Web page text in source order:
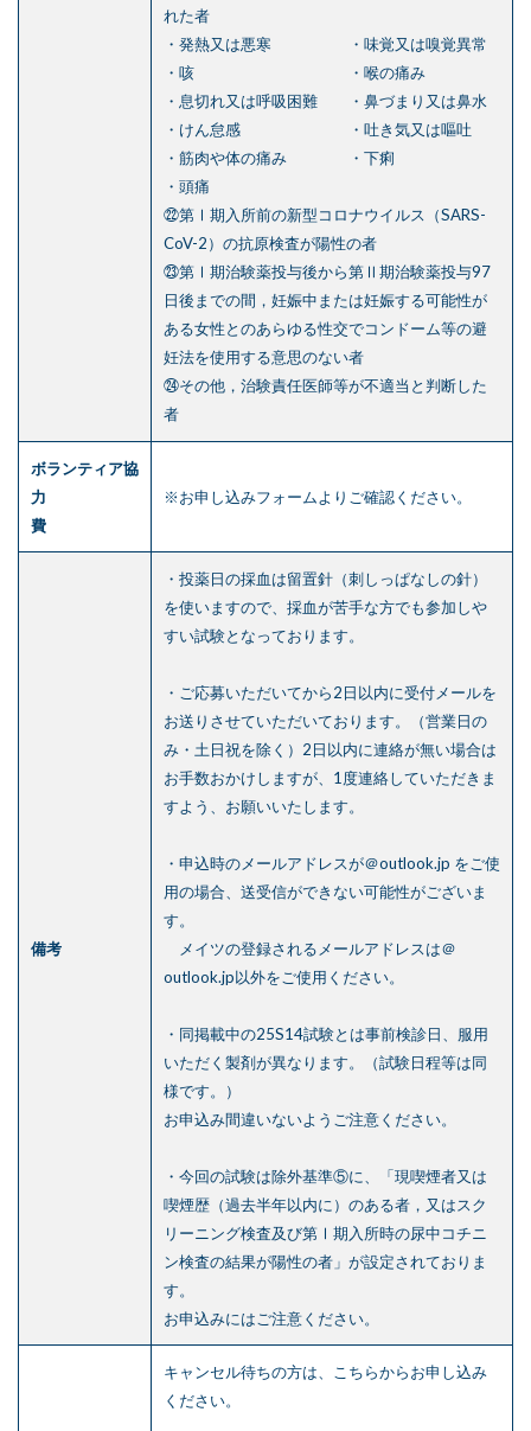
れた者
・発熱又は悪寒 ・味覚又は嗅覚異常
・咳 ・喉の痛み
・息切れ又は呼吸困難 ・鼻づまり又は鼻水
・けん怠感 ・吐き気又は嘔吐
・筋肉や体の痛み ・下痢
・頭痛
㉒第Ⅰ期入所前の新型コロナウイルス（SARS-
CoV-2）の抗原検査が陽性の者
㉓第Ⅰ期治験薬投与後から第Ⅱ期治験薬投与97
日後までの間，妊娠中または妊娠する可能性が
ある女性とのあらゆる性交でコンドーム等の避
妊法を使用する意思のない者
㉔その他，治験責任医師等が不適当と判断した
者
ボランティア協
力
費
※お申し込みフォームよりご確認ください。
備考
・投薬日の採血は留置針（刺しっぱなしの針）
を使いますので、採血が苦手な方でも参加しや
すい試験となっております。
・ご応募いただいてから2日以内に受付メールを
お送りさせていただいております。（営業日の
み・土日祝を除く）2日以内に連絡が無い場合は
お手数おかけしますが、1度連絡していただきま
すよう、お願いいたします。
・申込時のメールアドレスが＠outlook.jp をご使
用の場合、送受信ができない可能性がございま
す。
メイツの登録されるメールアドレスは＠
outlook.jp以外をご使用ください。
・同掲載中の25S14試験とは事前検診日、服用
いただく製剤が異なります。（試験日程等は同
様です。）
お申込み間違いないようご注意ください。
・今回の試験は除外基準⑤に、「現喫煙者又は
喫煙歴（過去半年以内に）のある者，又はスク
リーニング検査及び第Ⅰ期入所時の尿中コチニ
ン検査の結果が陽性の者」が設定されておりま
す。
お申込みにはご注意ください。
キャンセル待ちの方は、 こちらからお申し込み
ください。